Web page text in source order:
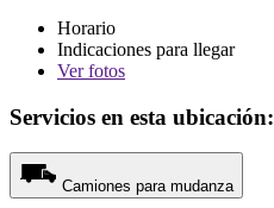
Horario
Indicaciones para llegar
Verfotos
Servicios en esta ubicación:
Camiones para mudanza